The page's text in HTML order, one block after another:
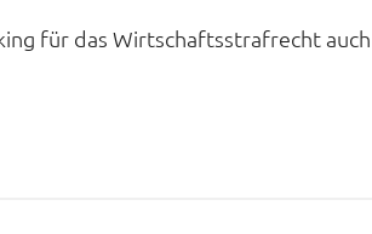
für das Wirtschaftsstrafrecht auch